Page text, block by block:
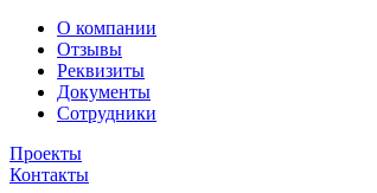
О компании
Отзывы
Реквизиты
Документы
Сотрудники
Проекты
Контакты